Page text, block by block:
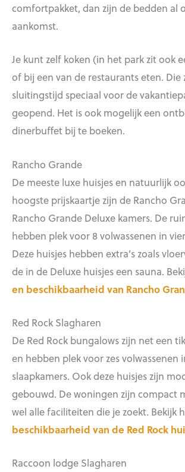
comfortpakket, dan zijn de bedden al
aankomst.
Je kunt zelf koken (in het park zit ook
of bij een van de restaurants eten. Die
sluitingstijd speciaal voor de
geopend. Het is ook mogelijk een
dinerbuffet bij te boeken.
Rancho Grande
De meeste luxe huisjes en natuurlijk
hoogste prijskaartje zijn de Rancho
Rancho Grande Deluxe kamers. De
hebben plek voor 8 volwassenen in
Deze huisjes hebben extra’s zoals
de in de Deluxe huisjes een sauna.
en beschikbaarheid van Rancho
Red Rock Slagharen
De Red Rock bungalows zijn net een
en hebben plek voor zes volwassenen
slaapkamers. Ook deze huisjes zijn
gebouwd. De woningen zijn compact
wel alle faciliteiten die je zoekt. Bekijk
beschikbaarheid van de Red Rock
Raccoon lodge Slagharen